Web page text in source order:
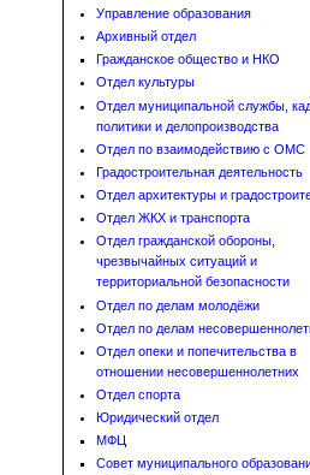
Управление образования
Архивный отдел
Гражданское общество и НКО
Отдел культуры
Отдел муниципальной службы,
политики и делопроизводства
Отдел по взаимодействию с ОМС
Градостроительная деятельность
Отдел архитектуры и
Отдел ЖКХ и транспорта
Отдел гражданской обороны,
чрезвычайных ситуаций и
территориальной безопасности
Отдел по делам молодёжи
Отдел по делам
Отдел опеки и попечительства в
отношении несовершеннолетних
Отдел спорта
Юридический отдел
МФЦ
Совет муниципального